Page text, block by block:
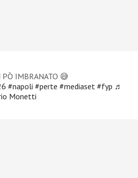
PÒ IMBRANATO 😅
#napoli #perte #mediaset #fyp ♬
Monetti